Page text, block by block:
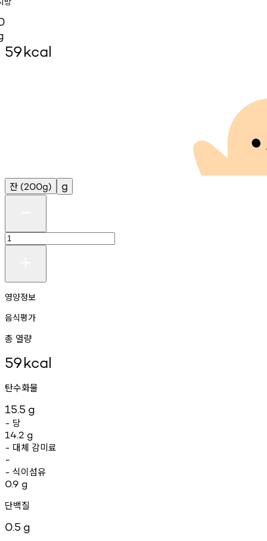
59kcal
잔 (200g) g
영양정보
음식평가
총 열량
59kcal
탄수화물
15.5 g
- 당
14.2 g
- 대체 감미료
-
- 식이섬유
0.9 g
단백질
0.5 g